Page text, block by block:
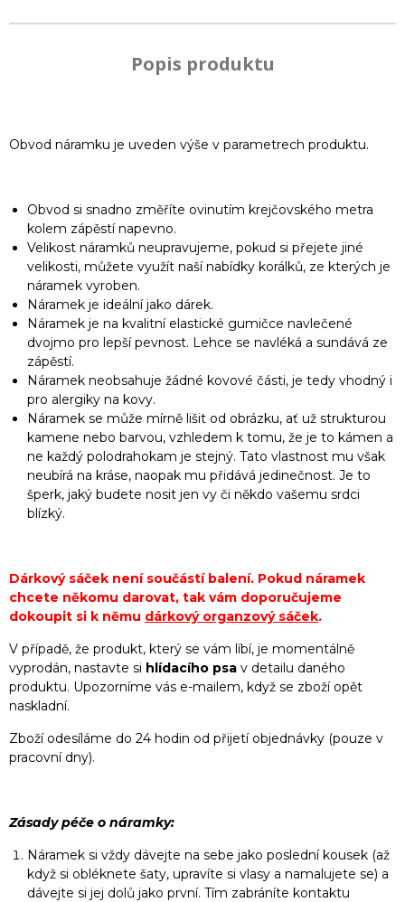
Popis produktu
Obvod náramku je uveden výše v parametrech produktu.
Obvod si snadno změříte ovinutím krejčovského metra
kolem zápěstí napevno.
Velikost náramků neupravujeme, pokud si přejete jiné
velikosti, můžete využít naší nabídky korálků, ze kterých je
náramek vyroben.
Náramek je ideální jako dárek.
Náramek je na kvalitní elastické gumičce navlečené
dvojmo pro lepší pevnost. Lehce se navléká a sundává ze
zápěstí.
Náramek neobsahuje žádné kovové části, je tedy vhodný i
pro alergiky na kovy.
Náramek se může mírně lišit od obrázku, ať už strukturou
kamene nebo barvou, vzhledem k tomu, že je to kámen a
ne každý polodrahokam je stejný. Tato vlastnost mu však
neubírá na kráse, naopak mu přidává jedinečnost. Je to
šperk, jaký budete nosit jen vy či někdo vašemu srdci
blízký.
Dárkový sáček není součástí balení. Pokud náramek
chcete někomu darovat, tak vám doporučujeme
dokoupit si k němu dárkový organzový sáček.
V případě, že produkt, který se vám líbí, je momentálně
vyprodán, nastavte si hlídacího psa v detailu daného
produktu. Upozorníme vás e-mailem, když se zboží opět
naskladní.
Zboží odesíláme do 24 hodin od přijetí objednávky (pouze v
pracovní dny).
Zásady péče o náramky:
Náramek si vždy dávejte na sebe jako poslední kousek (až
když si obléknete šaty, upravíte si vlasy a namalujete se) a
dávejte si jej dolů jako první. Tím zabráníte kontaktu